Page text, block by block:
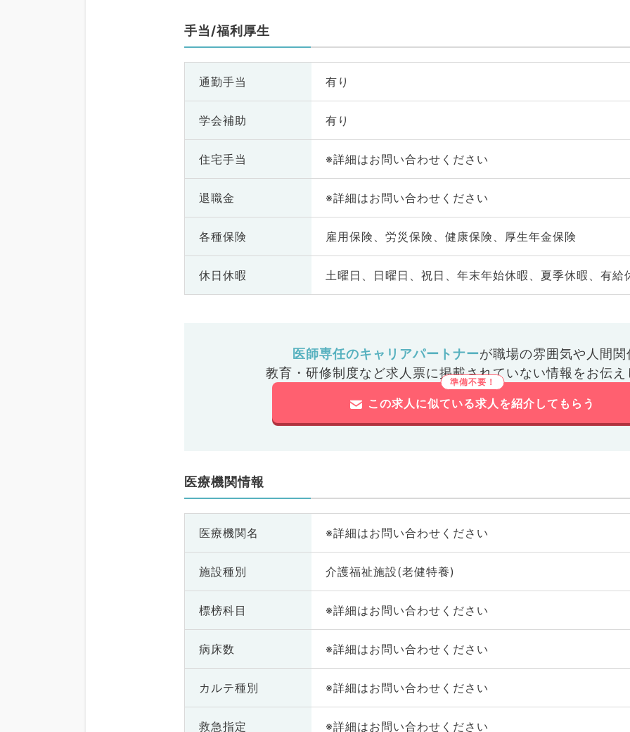
手当/福利厚生
通勤手当 有り
学会補助 有り
住宅手当 ※詳細はお問い合わせください
退職金 ※詳細はお問い合わせください
各種保険 雇用保険、労災保険、健康保険、厚生年金保険
休日休暇 土曜日、日曜日、祝日、年末年始休暇、夏季休暇、有給
医師専任のキャリアパートナーが職場の雰囲気や人間関
教育・研修制度など求人票に掲載されていない情報をお伝え
この求人に似ている求人を紹介してもらう
医療機関情報
医療機関名 ※詳細はお問い合わせください
施設種別 介護福祉施設(老健特養)
標榜科目 ※詳細はお問い合わせください
病床数 ※詳細はお問い合わせください
カルテ種別 ※詳細はお問い合わせください
救急指定 ※詳細はお問い合わせください